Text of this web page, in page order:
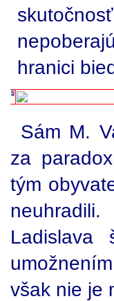
hranici
Sám M.
za
tým
Ladislava
však nie je